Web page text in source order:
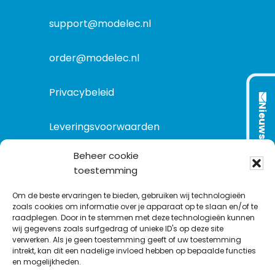
Beheer cookie
toestemming
Om de beste ervaringen te bieden, gebruiken wij technologieën
zoals cookies om informatie over je apparaat op te slaan en/of te
raadplegen. Door in te stemmen met deze technologieën kunnen
wij gegevens zoals surfgedrag of unieke ID's op deze site
verwerken. Als je geen toestemming geeft of uw toestemming
intrekt, kan dit een nadelige invloed hebben op bepaalde functies
en mogelijkheden.
support@modelec.nl
order@modelec.nl
Privacybeleid
Leveringsvoorwaarden
L
i
n
T
w
i
F
a
c
Y
o
u
C
o
n
Nieuwsbrief